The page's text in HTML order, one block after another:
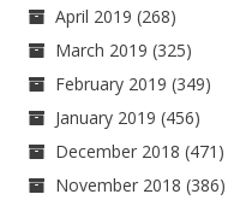
April 2019 (268)
March 2019 (325)
February 2019 (349)
January 2019 (456)
December 2018 (471)
November 2018 (386)